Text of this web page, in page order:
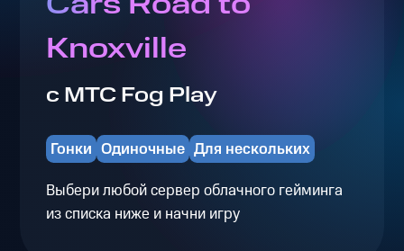
Knoxville
с МТС Fog Play
Гонки Одиночные Для нескольких
Выбери любой сервер облачного гейминга
из списка ниже и начни игру